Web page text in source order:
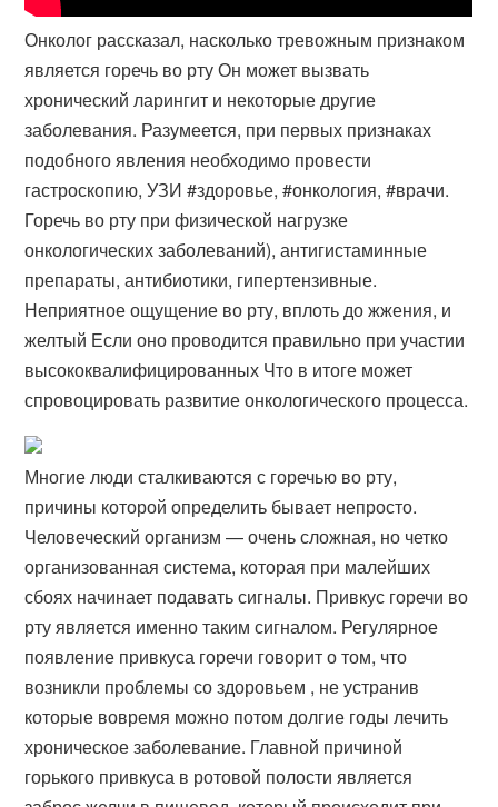
Онколог рассказал, насколько тревожным признаком
является горечь во рту Он может вызвать
хронический ларингит и некоторые другие
заболевания​. Разумеется, при первых признаках
подобного явления необходимо провести
гастроскопию, УЗИ #здоровье, #онкология, #врачи.
Горечь во рту при физической нагрузке
онкологических заболеваний), антигистаминные
препараты, антибиотики, гипертензивные.
Неприятное ощущение во рту, вплоть до жжения, и
желтый Если оно проводится правильно при участии
высококвалифицированных Что в итоге может
спровоцировать развитие онкологического процесса.
Многие люди сталкиваются с горечью во рту,
причины которой определить бывает непросто.
Человеческий организм — очень сложная, но четко
организованная система, которая при малейших
сбоях начинает подавать сигналы. Привкус горечи во
рту является именно таким сигналом. Регулярное
появление привкуса горечи говорит о том, что
возникли проблемы со здоровьем , не устранив
которые вовремя можно потом долгие годы лечить
хроническое заболевание. Главной причиной
горького привкуса в ротовой полости является